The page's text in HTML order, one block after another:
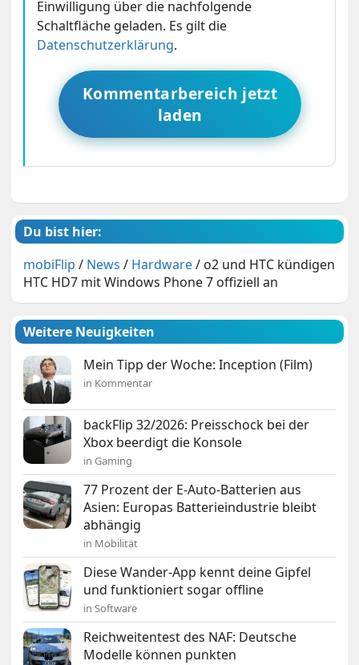
Einwilligung über die nachfolgende
Schaltfläche geladen. Es gilt die
Datenschutzerklärung.
Kommentarbereich jetzt
laden
Du bist hier:
mobiFlip / News / Hardware/ o2 und HTC kündigen
HTC HD7 mit Windows Phone 7 offiziell an
Weitere Neuigkeiten
Mein Tipp der Woche: Inception (Film)
in Kommentar
backFlip 32/2026: Preisschock bei der
Xbox beerdigt die Konsole
in Gaming
77 Prozent der E-Auto-Batterien aus
Asien: Europas Batterieindustrie bleibt
abhängig
in Mobilität
Diese Wander-App kennt deine Gipfel
und funktioniert sogar offline
in Software
Reichweitentest des NAF: Deutsche
Modelle können punkten